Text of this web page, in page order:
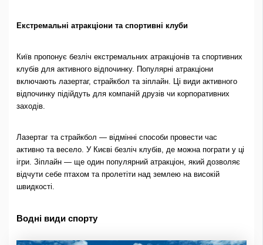
Екстремальні атракціони та спортивні клуби
Київ пропонує безліч екстремальних атракціонів та спортивних
клубів для активного відпочинку. Популярні атракціони
включають лазертаг, страйкбол та зіплайн. Ці види активного
відпочинку підійдуть для компаній друзів чи корпоративних
заходів.
Лазертаг та страйкбол — відмінні способи провести час
активно та весело. У Києві безліч клубів, де можна пограти у ці
ігри. Зіплайн — ще один популярний атракціон, який дозволяє
відчути себе птахом та пролетіти над землею на високій
швидкості.
Водні види спорту